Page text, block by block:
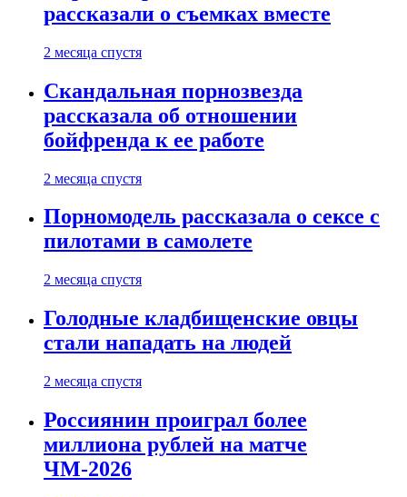
рассказали о съемках вместе
2 месяца спустя
Скандальная порнозвезда
рассказала об отношении
бойфренда к ее работе
2 месяца спустя
Порномодель рассказала о сексе с
пилотами в самолете
2 месяца спустя
Голодные кладбищенские овцы
стали нападать на людей
2 месяца спустя
Россиянин проиграл более
миллиона рублей на матче
ЧМ-2026